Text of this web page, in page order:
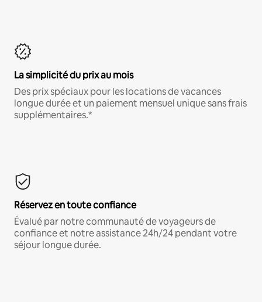
La simplicité du prix au mois
Des prix spéciaux pour les locations de vacances
longue durée et un paiement mensuel unique sans frais
supplémentaires.*
Réservez en toute confiance
Évalué par notre communauté de voyageurs de
confiance et notre assistance 24h/24 pendant votre
séjour longue durée.